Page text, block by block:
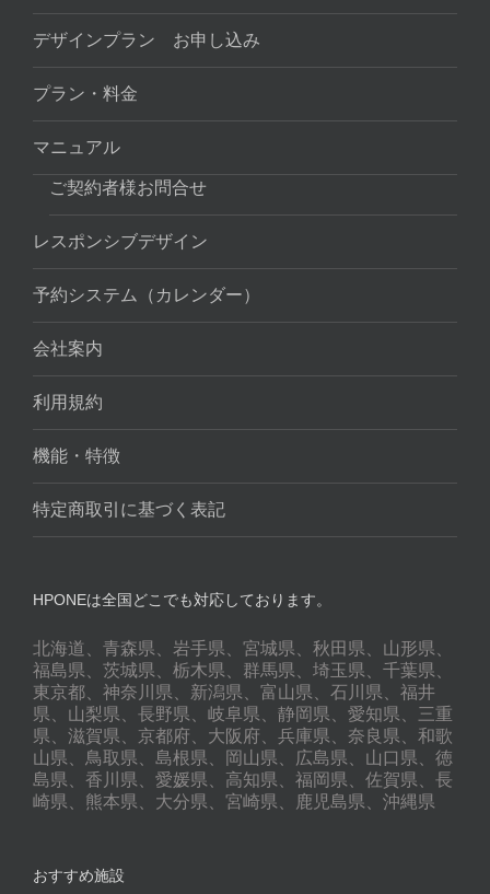
デザインプラン お申し込み
プラン・料金
マニュアル
ご契約者様お問合せ
レスポンシブデザイン
予約システム（カレンダー）
会社案内
利用規約
機能・特徴
特定商取引に基づく表記
HPONEは全国どこでも対応しております。
北海道、青森県、岩手県、宮城県、秋田県、山形県、
福島県、茨城県、栃木県、群馬県、埼玉県、千葉県、
東京都、神奈川県、新潟県、富山県、石川県、福井
県、山梨県、長野県、岐阜県、静岡県、愛知県、三重
県、滋賀県、京都府、大阪府、兵庫県、奈良県、和歌
山県、鳥取県、島根県、岡山県、広島県、山口県、徳
島県、香川県、愛媛県、高知県、福岡県、佐賀県、長
崎県、熊本県、大分県、宮崎県、鹿児島県、沖縄県
おすすめ施設